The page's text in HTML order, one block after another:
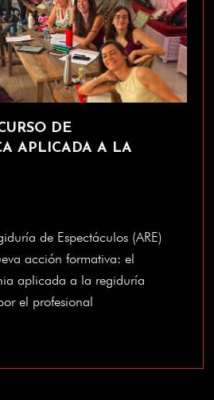
DE
APLICADA A LA
de Espectáculos (ARE)
acción formativa: el
aplicada a la regiduría
el profesional